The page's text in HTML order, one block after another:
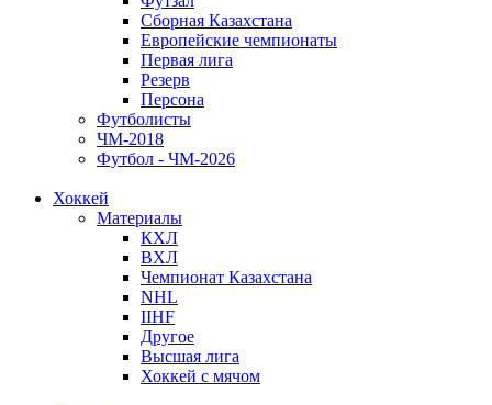
Сборная Казахстана
Европейские чемпионаты
Первая лига
Резерв
Персона
Футболисты
ЧМ-2018
Футбол - ЧМ-2026
Хоккей
Материалы
КХЛ
ВХЛ
Чемпионат Казахстана
NHL
IIHF
Другое
Высшая лига
Хоккей с мячом